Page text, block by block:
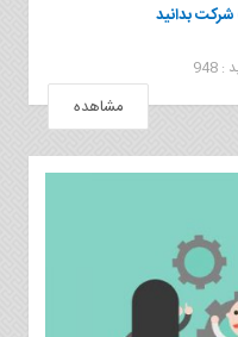
شرکت بدانید
مشاهده